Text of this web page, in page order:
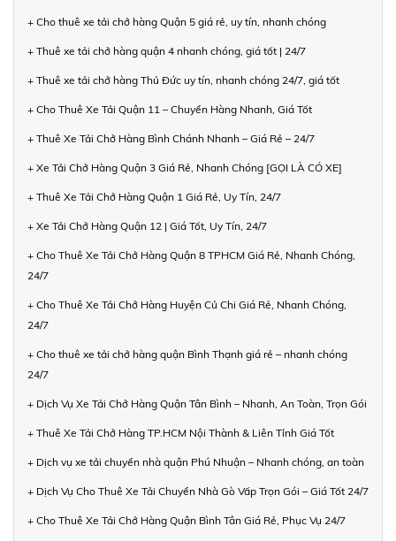
+ Cho thuê xe tải chở hàng Quận 5 giá rẻ, uy tín, nhanh chóng
+ Thuê xe tải chở hàng quận 4 nhanh chóng, giá tốt | 24/7
+ Thuê xe tải chở hàng Thủ Đức uy tín, nhanh chóng 24/7, giá tốt
+ Cho Thuê Xe Tải Quận 11 – Chuyển Hàng Nhanh, Giá Tốt
+ Thuê Xe Tải Chở Hàng Bình Chánh Nhanh – Giá Rẻ – 24/7
+ Xe Tải Chở Hàng Quận 3 Giá Rẻ, Nhanh Chóng [GỌI LÀ CÓ XE]
+ Thuê Xe Tải Chở Hàng Quận 1 Giá Rẻ, Uy Tín, 24/7
+ Xe Tải Chở Hàng Quận 12 | Giá Tốt, Uy Tín, 24/7
+ Cho Thuê Xe Tải Chở Hàng Quận 8 TPHCM Giá Rẻ, Nhanh Chóng,
24/7
+ Cho Thuê Xe Tải Chở Hàng Huyện Củ Chi Giá Rẻ, Nhanh Chóng,
24/7
+ Cho thuê xe tải chở hàng quận Bình Thạnh giá rẻ – nhanh chóng
24/7
+ Dịch Vụ Xe Tải Chở Hàng Quận Tân Bình – Nhanh, An Toàn, Trọn Gói
+ Thuê Xe Tải Chở Hàng TP.HCM Nội Thành & Liên Tỉnh Giá Tốt
+ Dịch vụ xe tải chuyển nhà quận Phú Nhuận – Nhanh chóng, an toàn
+ Dịch Vụ Cho Thuê Xe Tải Chuyển Nhà Gò Vấp Trọn Gói – Giá Tốt 24/7
+ Cho Thuê Xe Tải Chở Hàng Quận Bình Tân Giá Rẻ, Phục Vụ 24/7